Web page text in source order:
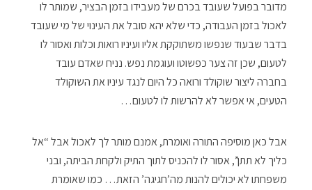
מדובר בפועל שעובד בכרם של מעבידו בזמן הבציר, שמותר לו
לאכול בזמן העבודה, כדי שלא יהא סובל את העינוי של מי שעובד
בדבר שבעוד שנפשו משתוקקת אליו ועיניו רואות וכלות ואסור לו
לטעום, שכן זה צער כפשוטו ועוגמת נפש. נניח שאדם עובד
בחברה ליצור שוקולד ורואה כל היום לנגד עיניו את השוקולד
הטעים, אי אפשר לא להרשות לו לטעום…
אבל כאן מוסיפה התורה ואומרת, אמנם מותר לך לאכול אבל “אל
כליך לא תתן”, אסור לו להכניס לתוך התיק ולקחת הביתה, ובני
משפחתו לא יכולים להנות מה’חגיגה’ הזאת… כמו שאומרת